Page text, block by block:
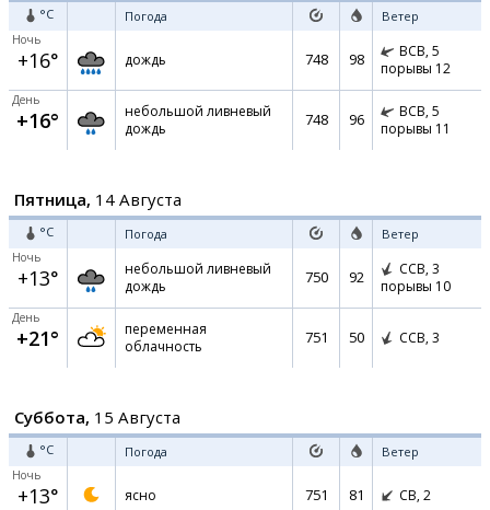
°C Погода Ветер
Ночь
+16° дождь 748 98 ВСВ, 5
порывы 12
День
+16°
небольшой ливневый
дождь
748 96 ВСВ, 5
порывы 11
Пятница, 14 Августа
°C Погода Ветер
Ночь
+13°
небольшой ливневый
дождь
750 92 ССВ, 3
порывы 10
День
+21°
переменная
облачность
751 50 ССВ, 3
Суббота, 15 Августа
°C Погода Ветер
Ночь
+13° ясно 751 81 СВ, 2